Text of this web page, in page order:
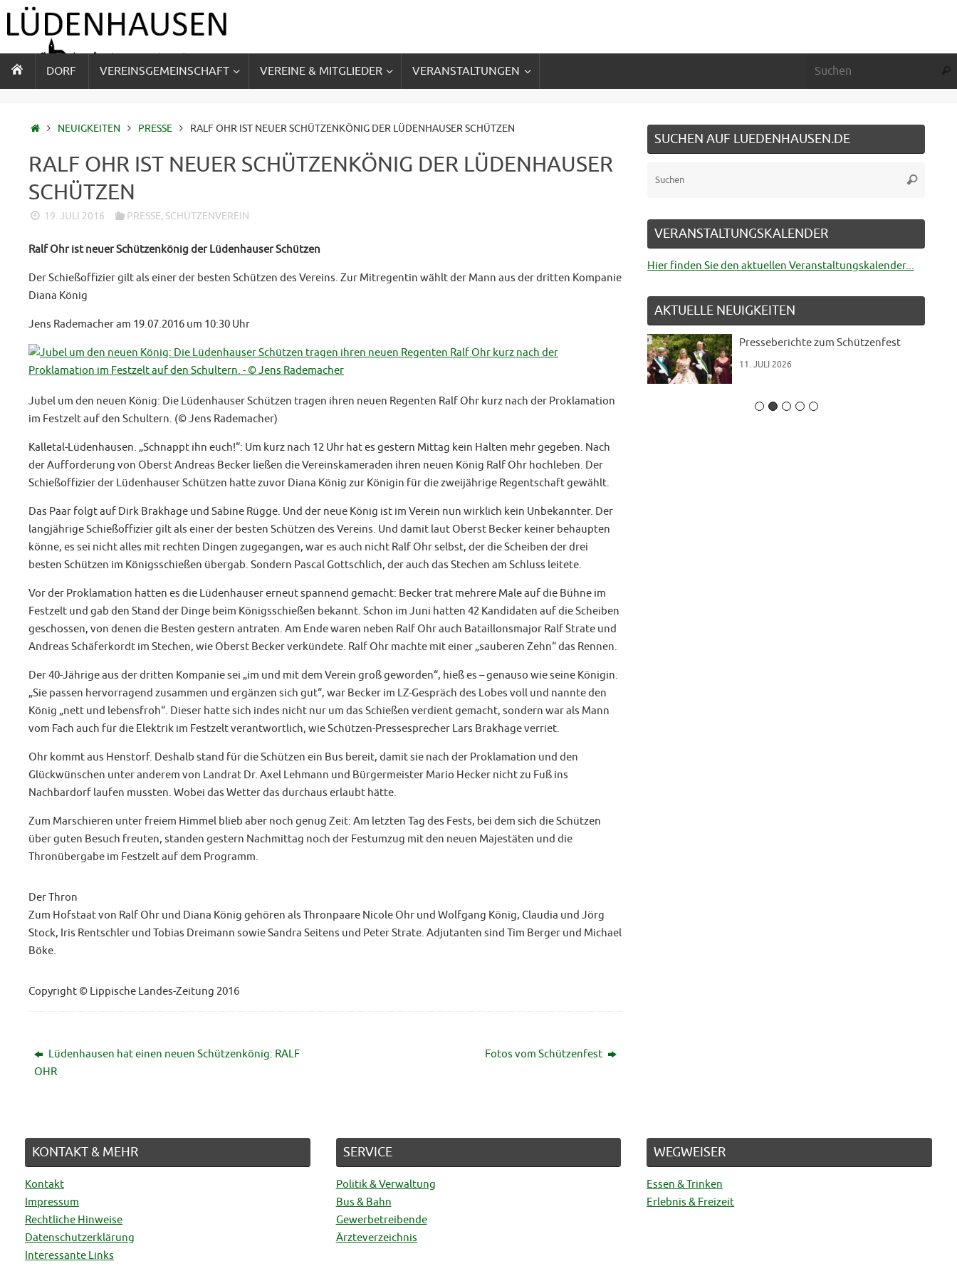
Inhalt
INHALT
SPRINGEN
DORF VEREINSGEMEINSCHAFT VEREINE & MITGLIEDER VERANSTALTUNGEN
STARTSEITE
NEUIGKEITEN PRESSE RALF OHR IST NEUER SCHÜTZENKÖNIG DER LÜDENHAUSER SCHÜTZEN
RALF OHR IST NEUER SCHÜTZENKÖNIG DER LÜDENHAUSER
SCHÜTZEN
19. JULI 2016 PRESSE, SCHÜTZENVEREIN
Ralf Ohr ist neuer Schützenkönig der Lüdenhauser Schützen
Der Schießoffizier gilt als einer der besten Schützen des Vereins. Zur Mitregentin wählt der Mann aus der dritten Kompanie
Diana König
Jens Rademacher am 19.07.2016 um 10:30 Uhr
Jubel um den neuen König: Die Lüdenhauser Schützen tragen ihren neuen Regenten Ralf Ohr kurz nach der Proklamation
im Festzelt auf den Schultern. (© Jens Rademacher)
Kalletal-Lüdenhausen. „Schnappt ihn euch!“: Um kurz nach 12 Uhr hat es gestern Mittag kein Halten mehr gegeben. Nach
der Aufforderung von Oberst Andreas Becker ließen die Vereinskameraden ihren neuen König Ralf Ohr hochleben. Der
Schießoffizier der Lüdenhauser Schützen hatte zuvor Diana König zur Königin für die zweijährige Regentschaft gewählt.
Das Paar folgt auf Dirk Brakhage und Sabine Rügge. Und der neue König ist im Verein nun wirklich kein Unbekannter. Der
langjährige Schießoffizier gilt als einer der besten Schützen des Vereins. Und damit laut Oberst Becker keiner behaupten
könne, es sei nicht alles mit rechten Dingen zugegangen, war es auch nicht Ralf Ohr selbst, der die Scheiben der drei
besten Schützen im Königsschießen übergab. Sondern Pascal Gottschlich, der auch das Stechen am Schluss leitete.
Vor der Proklamation hatten es die Lüdenhauser erneut spannend gemacht: Becker trat mehrere Male auf die Bühne im
Festzelt und gab den Stand der Dinge beim Königsschießen bekannt. Schon im Juni hatten 42 Kandidaten auf die Scheiben
geschossen, von denen die Besten gestern antraten. Am Ende waren neben Ralf Ohr auch Bataillonsmajor Ralf Strate und
Andreas Schäferkordt im Stechen, wie Oberst Becker verkündete. Ralf Ohr machte mit einer „sauberen Zehn“ das Rennen.
Der 40-Jährige aus der dritten Kompanie sei „im und mit dem Verein groß geworden“, hieß es – genauso wie seine Königin.
„Sie passen hervorragend zusammen und ergänzen sich gut“, war Becker im LZ-Gespräch des Lobes voll und nannte den
König „nett und lebensfroh“. Dieser hatte sich indes nicht nur um das Schießen verdient gemacht, sondern war als Mann
vom Fach auch für die Elektrik im Festzelt verantwortlich, wie Schützen-Pressesprecher Lars Brakhage verriet.
Ohr kommt aus Henstorf. Deshalb stand für die Schützen ein Bus bereit, damit sie nach der Proklamation und den
Glückwünschen unter anderem von Landrat Dr. Axel Lehmann und Bürgermeister Mario Hecker nicht zu Fuß ins
Nachbardorf laufen mussten. Wobei das Wetter das durchaus erlaubt hätte.
Zum Marschieren unter freiem Himmel blieb aber noch genug Zeit: Am letzten Tag des Fests, bei dem sich die Schützen
über guten Besuch freuten, standen gestern Nachmittag noch der Festumzug mit den neuen Majestäten und die
Thronübergabe im Festzelt auf dem Programm.
Der Thron
Zum Hofstaat von Ralf Ohr und Diana König gehören als Thronpaare Nicole Ohr und Wolfgang König, Claudia und Jörg
Stock, Iris Rentschler und Tobias Dreimann sowie Sandra Seitens und Peter Strate. Adjutanten sind Tim Berger und Michael
Böke.
Copyright © Lippische Landes-Zeitung 2016
Lüdenhausen hat einen neuen Schützenkönig: RALF
OHR
Fotos vom Schützenfest
SUCHEN AUF LUEDENHAUSEN.DE
Suchen
VERANSTALTUNGSKALENDER
Hier finden Sie den aktuellen Veranstaltungskalender...
AKTUELLE NEUIGKEITEN
23. JUNI 2026
Presseberichte zum Schützenfest
11. JULI 2026
KONTAKT & MEHR
Kontakt
Impressum
Rechtliche Hinweise
Datenschutzerklärung
Interessante Links
SERVICE
Politik & Verwaltung
Bus & Bahn
Gewerbetreibende
Ärzteverzeichnis
WEGWEISER
Essen & Trinken
Erlebnis & Freizeit